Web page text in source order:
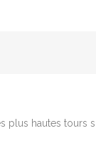
plus hautes